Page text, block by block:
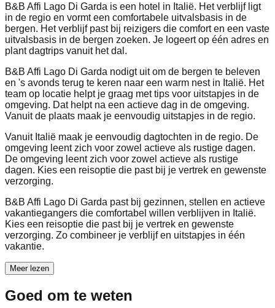
B&B Affi Lago Di Garda is een hotel in Italië. Het verblijf ligt
in de regio en vormt een comfortabele uitvalsbasis in de
bergen. Het verblijf past bij reizigers die comfort en een vaste
uitvalsbasis in de bergen zoeken. Je logeert op één adres en
plant dagtrips vanuit het dal.
B&B Affi Lago Di Garda nodigt uit om de bergen te beleven
en 's avonds terug te keren naar een warm nest in Italië. Het
team op locatie helpt je graag met tips voor uitstapjes in de
omgeving. Dat helpt na een actieve dag in de omgeving.
Vanuit de plaats maak je eenvoudig uitstapjes in de regio.
Vanuit Italië maak je eenvoudig dagtochten in de regio. De
omgeving leent zich voor zowel actieve als rustige dagen.
De omgeving leent zich voor zowel actieve als rustige
dagen. Kies een reisoptie die past bij je vertrek en gewenste
verzorging.
B&B Affi Lago Di Garda past bij gezinnen, stellen en actieve
vakantiegangers die comfortabel willen verblijven in Italië.
Kies een reisoptie die past bij je vertrek en gewenste
verzorging. Zo combineer je verblijf en uitstapjes in één
vakantie.
Meer lezen
Goed om te weten